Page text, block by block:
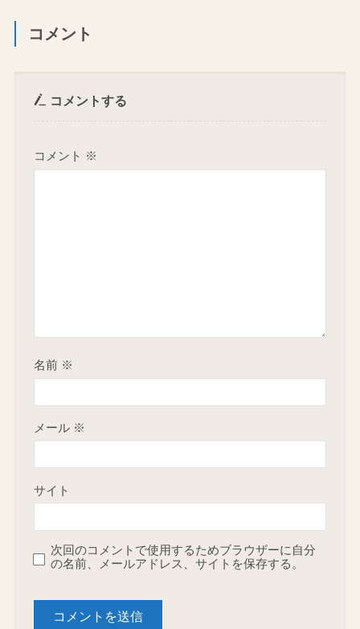
コメント
コメントする
コメント ※
名前 ※
メール ※
サイト
次回のコメントで使用するためブラウザーに自分
の名前、メールアドレス、サイトを保存する。